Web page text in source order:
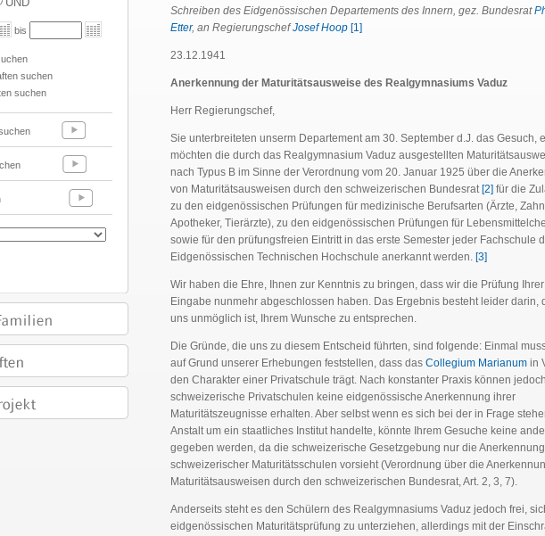
bis
suchen
suchen
Schreiben des Eidgenössischen Departements des Innern, gez. Bundesrat
Etter, an RegierungschefJosef Hoop [1]
23.12.1941
Anerkennung der Maturitätsausweise des Realgymnasiums Vaduz
Herr Regierungschef,
Sie unterbreiteten unserm Departement am 30. September d.J. das Gesuch,
möchten die durch das Realgymnasium Vaduz ausgestellten
nach Typus B im Sinne der Verordnung vom 20. Januar 1925 über die
von Maturitätsausweisen durch den schweizerischen Bundesrat [2] für die
zu den eidgenössischen Prüfungen für medizinische Berufsarten (Ärzte,
Apotheker, Tierärzte), zu den eidgenössischen Prüfungen für
sowie für den prüfungsfreien Eintritt in das erste Semester jeder Fachschule
Eidgenössischen Technischen Hochschule anerkannt werden. [3]
Wir haben die Ehre, Ihnen zur Kenntnis zu bringen, dass wir die Prüfung Ihrer
Eingabe nunmehr abgeschlossen haben. Das Ergebnis besteht leider darin,
uns unmöglich ist, Ihrem Wunsche zu entsprechen.
Die Gründe, die uns zu diesem Entscheid führten, sind folgende: Einmal
auf Grund unserer Erhebungen feststellen, dass das Collegium Marianum in
den Charakter einer Privatschule trägt. Nach konstanter Praxis können
schweizerische Privatschulen keine eidgenössische Anerkennung ihrer
Maturitätszeugnisse erhalten. Aber selbst wenn es sich bei der in Frage
Anstalt um ein staatliches Institut handelte, könnte Ihrem Gesuche keine
gegeben werden, da die schweizerische Gesetzgebung nur die Anerkennung
schweizerischer Maturitätsschulen vorsieht (Verordnung über die
Maturitätsausweisen durch den schweizerischen Bundesrat, Art. 2, 3, 7).
Anderseits steht es den Schülern des Realgymnasiums Vaduz jedoch frei,
eidgenössischen Maturitätsprüfung zu unterziehen, allerdings mit der